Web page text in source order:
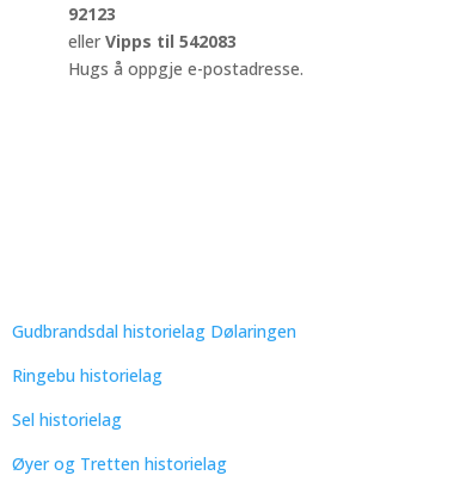
92123
ellerVipps til 542083
Hugs å oppgje e-postadresse.
Gudbrandsdal historielag Dølaringen
Ringebu historielag
Sel historielag
Øyer og Tretten historielag